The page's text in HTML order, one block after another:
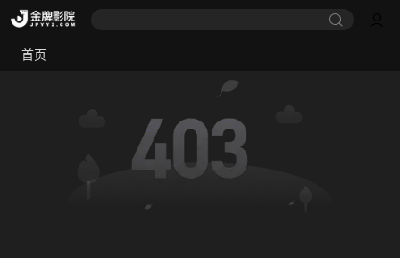
首页